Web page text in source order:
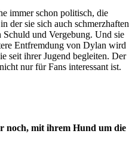
immer schon politisch, die
der sie sich auch schmerzhaften
und Vergebung. Und sie
Entfremdung von Dylan wird
seit ihrer Jugend begleiten. Der
nur für Fans interessant ist.
noch, mit ihrem Hund um die